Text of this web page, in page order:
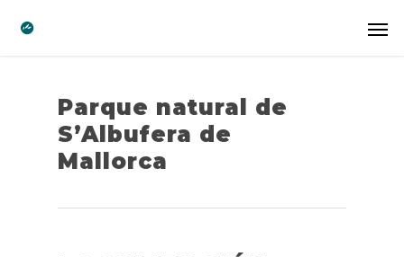
Parque natural de
S’Albufera de
Mallorca